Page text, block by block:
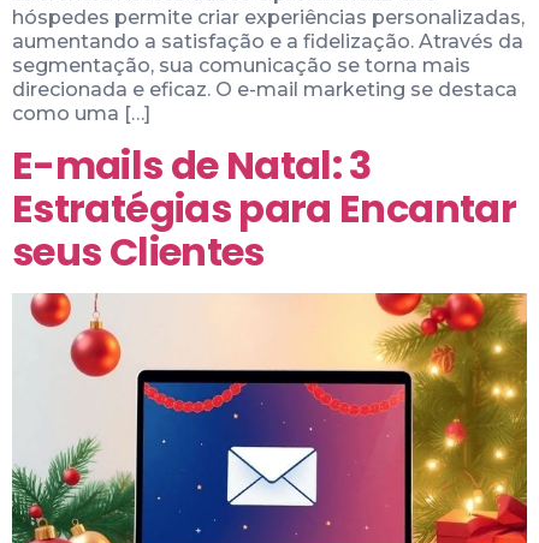
hóspedes permite criar experiências personalizadas,
aumentando a satisfação e a fidelização. Através da
segmentação, sua comunicação se torna mais
direcionada e eficaz. O e-mail marketing se destaca
como uma […]
E-mails de Natal: 3
Estratégias para Encantar
seus Clientes